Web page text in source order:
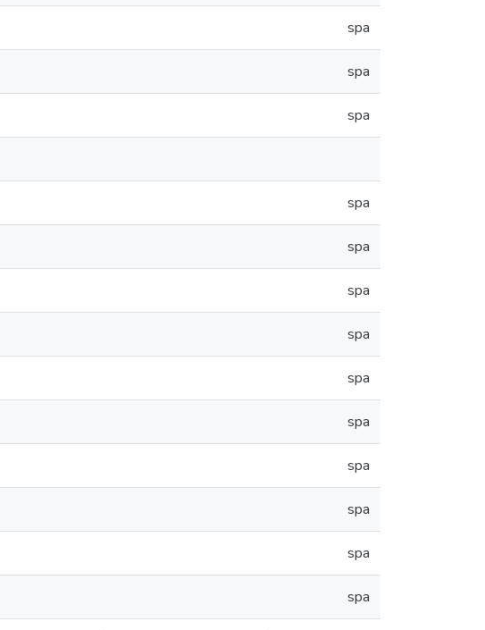
spa
spa
spa
spa
spa
spa
spa
spa
spa
spa
spa
spa
spa